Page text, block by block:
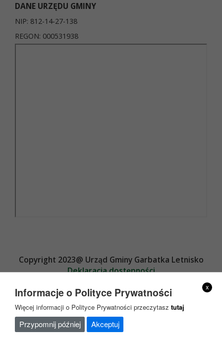
DANE URZĘDU GMINY
NIP: 812-14-27-138
REGON: 000531938
Copyright 2023@ Urząd Gminy Garbatka Letnisko
Deklaracja dostępności
x
Informacje o Polityce Prywatności
Więcej informacji o Polityce Prywatności przeczytasz tutaj
Przypomnij później Akceptuj